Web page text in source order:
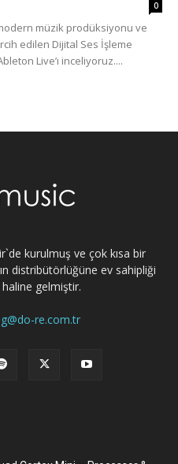
0
müzik prodüksiyonu ve
edilen Dijital Ses İşleme
Live’ı inceliyoruz....
kurulmuş ve çok kısa bir
distribütörlüğüne ev sahipliği
gelmiştir.
re.com.tr